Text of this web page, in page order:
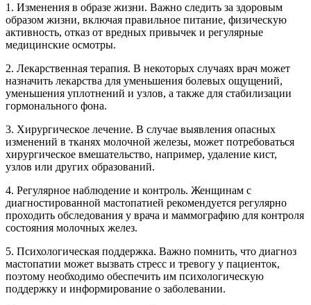
1. Изменения в образе жизни. Важно следить за здоровым
образом жизни, включая правильное питание, физическую
активность, отказ от вредных привычек и регулярные
медицинские осмотры.
2. Лекарственная терапия. В некоторых случаях врач может
назначить лекарства для уменьшения болевых ощущений,
уменьшения уплотнений и узлов, а также для стабилизации
гормонального фона.
3. Хирургическое лечение. В случае выявления опасных
изменений в тканях молочной железы, может потребоваться
хирургическое вмешательство, например, удаление кист,
узлов или других образований.
4. Регулярное наблюдение и контроль. Женщинам с
диагностированной мастопатией рекомендуется регулярно
проходить обследования у врача и маммографию для контроля
состояния молочных желез.
5. Психологическая поддержка. Важно помнить, что диагноз
мастопатии может вызвать стресс и тревогу у пациенток,
поэтому необходимо обеспечить им психологическую
поддержку и информирование о заболевании.